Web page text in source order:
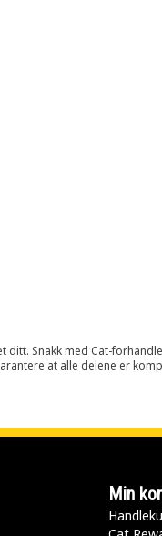
Snakk med Cat-
at alle delene er
Min